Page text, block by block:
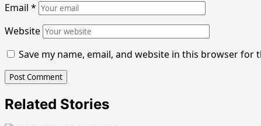
Email *
Website
Save my name, email, and website in this browser for
Related Stories